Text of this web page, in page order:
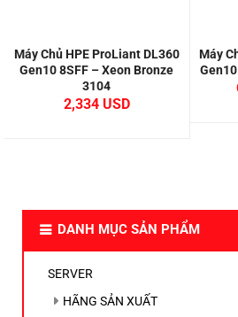
DANH MỤC SẢN PHẨM
SERVER
HÃNG SẢN XUẤT
Máy Chủ HPE ProLiant DL360
Gen10 8SFF – Xeon Bronze
3104
2,334
Máy